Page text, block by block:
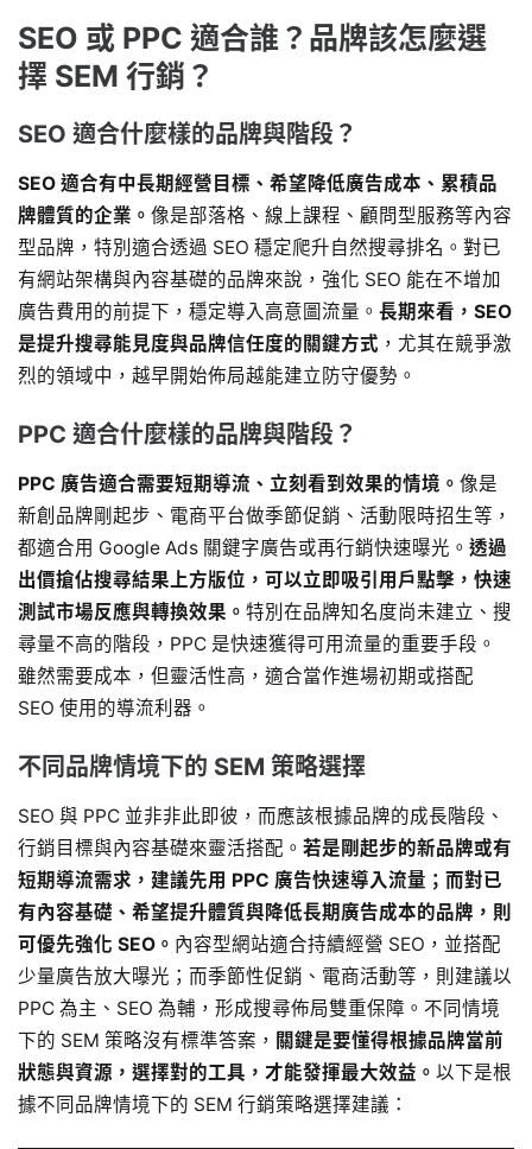
SEO 或 PPC 適合誰？品牌該怎麼選
擇 SEM 行銷？
SEO 適合什麼樣的品牌與階段？
SEO 適合有中長期經營目標、希望降低廣告成本、累積品
牌體質的企業。 像是部落格、線上課程、顧問型服務等內容
型品牌，特別適合透過 SEO 穩定爬升自然搜尋排名。對已
有網站架構與內容基礎的品牌來說，強化 SEO 能在不增加
廣告費用的前提下，穩定導入高意圖流量。 長期來看，SEO
是提升搜尋能見度與品牌信任度的關鍵方式 ，尤其在競爭激
烈的領域中，越早開始佈局越能建立防守優勢。
PPC 適合什麼樣的品牌與階段？
PPC 廣告適合需要短期導流、立刻看到效果的情境。 像是
新創品牌剛起步、電商平台做季節促銷、活動限時招生等，
都適合用 Google Ads 關鍵字廣告或再行銷快速曝光。 透過
出價搶佔搜尋結果上方版位，可以立即吸引用戶點擊，快速
測試市場反應與轉換效果。 特別在品牌知名度尚未建立、搜
尋量不高的階段，PPC 是快速獲得可用流量的重要手段。
雖然需要成本，但靈活性高，適合當作進場初期或搭配
SEO 使用的導流利器。
不同品牌情境下的 SEM 策略選擇
SEO 與 PPC 並非非此即彼，而應該根據品牌的成長階段、
行銷目標與內容基礎來靈活搭配。 若是剛起步的新品牌或有
短期導流需求，建議先用 PPC 廣告快速導入流量；而對已
有內容基礎、希望提升體質與降低長期廣告成本的品牌，則
可優先強化 SEO。 內容型網站適合持續經營 SEO，並搭配
少量廣告放大曝光；而季節性促銷、電商活動等，則建議以
PPC 為主、SEO 為輔，形成搜尋佈局雙重保障。不同情境
下的 SEM 策略沒有標準答案， 關鍵是要懂得根據品牌當前
狀態與資源，選擇對的工具，才能發揮最大效益。 以下是根
據不同品牌情境下的 SEM 行銷策略選擇建議：